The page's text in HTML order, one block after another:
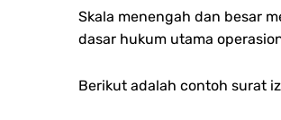
Skala menengah dan besar
dasar hukum utama
Berikut adalah contoh surat